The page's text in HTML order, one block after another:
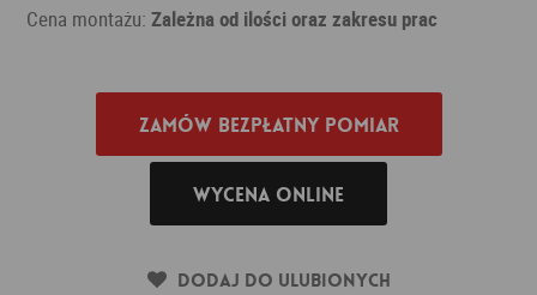
Cena montażu:Zależna od ilości oraz zakresu prac
Zamów bezpłatny pomiar
Wycena online
Dodaj do ulubionych